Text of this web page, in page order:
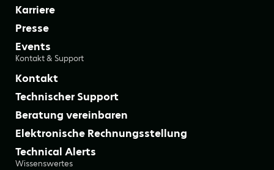
Karriere
Presse
Events
Kontakt & Support
Kontakt
Technischer Support
Beratung vereinbaren
Elektronische Rechnungsstellung
Technical Alerts
Wissenswertes